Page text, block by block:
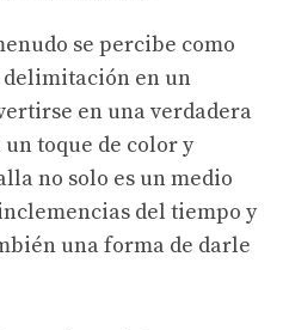
se percibe como
en un
en una verdadera
un toque de color y
no solo es un medio
del tiempo y
una forma de darle